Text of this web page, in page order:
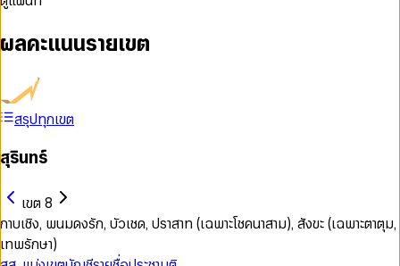
ผลคะแนนรายเขต
สรุปทุกเขต
สุรินทร์
เขต 8
กาบเชิง, พนมดงรัก, บัวเชด, ปราสาท (เฉพาะโชคนาสาม), สังขะ (เฉพาะตาตุม,
เทพรักษา)